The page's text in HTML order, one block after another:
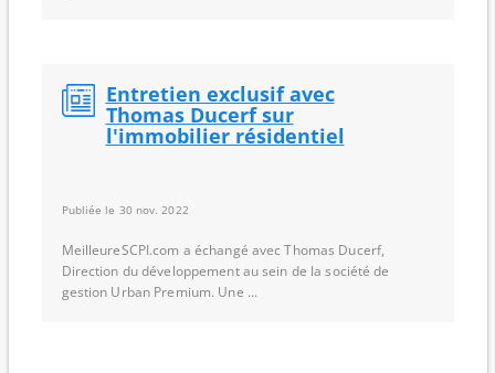
Entretien exclusif avec
Thomas Ducerf sur
l'immobilier résidentiel
Publiée le 30 nov. 2022
MeilleureSCPI.com a échangé avec Thomas Ducerf,
Direction du développement au sein de la société de
gestion Urban Premium. Une ...